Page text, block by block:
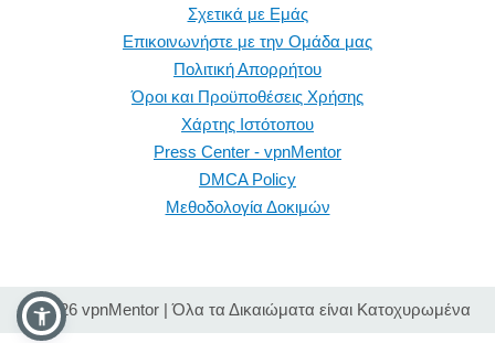
Σχετικά με Εμάς
Επικοινωνήστε με την Oμάδα μας
Πολιτική Απορρήτου
Όροι και Προϋποθέσεις Χρήσης
Χάρτης Ιστότοπου
Press Center - vpnMentor
DMCA Policy
Μεθοδολογία Δοκιμών
© 2026 vpnMentor | Όλα τα Δικαιώματα είναι Κατοχυρωμένα